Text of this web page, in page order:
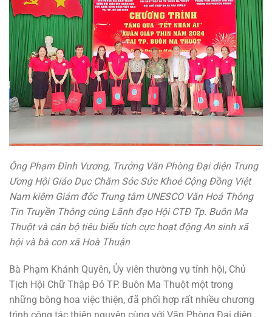
Ông Phạm Đình Vương, Trưởng Văn Phòng Đại diện Trung
Ương Hội Giáo Dục Chăm Sóc Sức Khoẻ Cộng Đồng Việt
Nam kiêm Giám đốc Trung tâm UNESCO Văn Hoá Thông
Tin Truyền Thông cùng Lãnh đạo Hội CTĐ Tp. Buôn Ma
Thuột và cán bộ tiêu biểu tích cực hoạt động An sinh xã
hội và bà con xã Hoà Thuận
Bà Phạm Khánh Quyên, Ủy viên thường vụ tỉnh hội, Chủ
Tịch Hội Chữ Thập Đỏ TP. Buôn Ma Thuột một trong
những bông hoa việc thiện, đã phối hợp rất nhiều chương